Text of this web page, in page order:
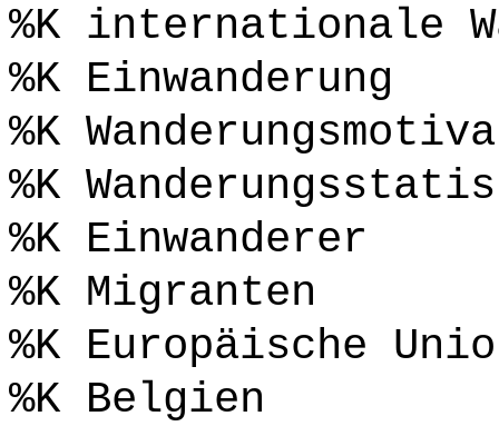
%K internationale
%K Einwanderung
%K
%K
%K Einwanderer
%K Migranten
%K Europäische
%K Belgien